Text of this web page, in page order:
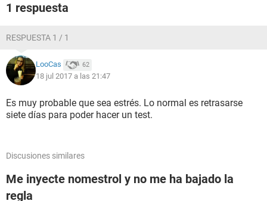
1 respuesta
RESPUESTA 1 / 1
LooCas 62
18 jul 2017 a las 21:47
Es muy probable que sea estrés. Lo normal es retrasarse
siete días para poder hacer un test.
Discusiones similares
Me inyecte nomestrol y no me ha bajado la
regla